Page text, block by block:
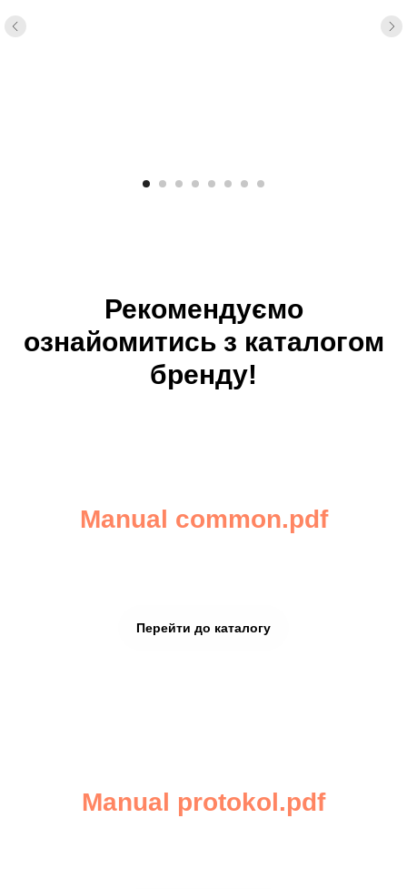
Рекомендуємо
ознайомитись з каталогом
бренду!
Manual common.pdf
Перейти до каталогу
Manual protokol.pdf